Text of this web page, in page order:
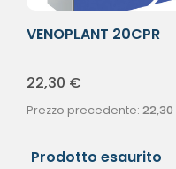
VENOPLANT 20CPR
22,30 €
Prezzo precedente: 22,30
Prodotto esaurito